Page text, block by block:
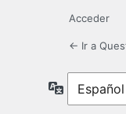
Acceder
← Ir a
Idioma